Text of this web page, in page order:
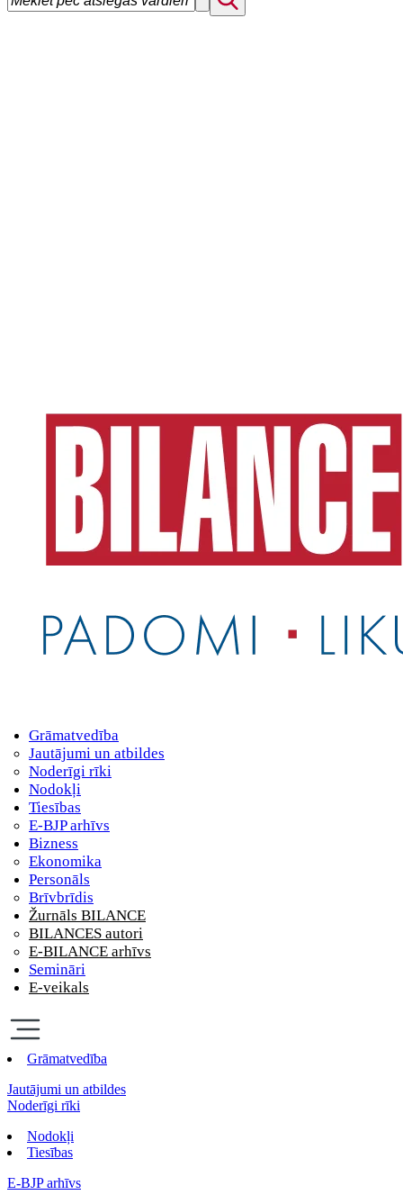
Grāmatvedība
Jautājumi un atbildes
Noderīgi rīki
Nodokļi
Tiesības
E-BJP arhīvs
Bizness
Ekonomika
Personāls
Brīvbrīdis
Žurnāls BILANCE
BILANCES autori
E-BILANCE arhīvs
Semināri
E-veikals
Grāmatvedība
Jautājumi un atbildes
Noderīgi rīki
Nodokļi
Tiesības
E-BJP arhīvs